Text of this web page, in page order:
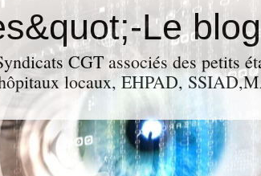
CGT associés des petits
locaux, EHPAD,